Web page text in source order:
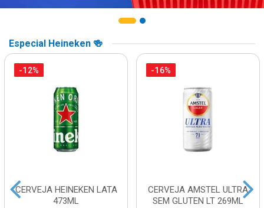
Especial Heineken 🍻
-12%
CERVEJA HEINEKEN LATA
473ML
-16%
CERVEJA AMSTEL ULTRA
SEM GLUTEN LT 269ML